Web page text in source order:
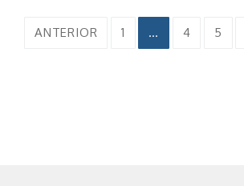
Paginação
ANTERIOR 1 … 4 5